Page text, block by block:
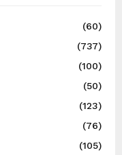
(60)
(737)
(100)
(50)
(123)
(76)
(105)